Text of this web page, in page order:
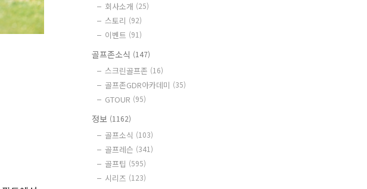
회사소개 (25)
스토리 (92)
이벤트 (91)
골프존소식 (147)
스크린골프존 (16)
골프존GDR아카데미 (35)
GTOUR (95)
정보 (1162)
골프소식 (103)
골프레슨 (341)
골프팁 (595)
시리즈 (123)